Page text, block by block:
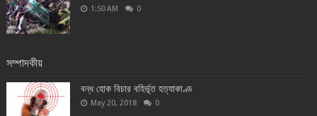
1:50 AM 0
সম্পাদকীয়
বন্ধ হোক বিচার বহির্ভূত হত্যাকাণ্ড
May 20, 2018 0